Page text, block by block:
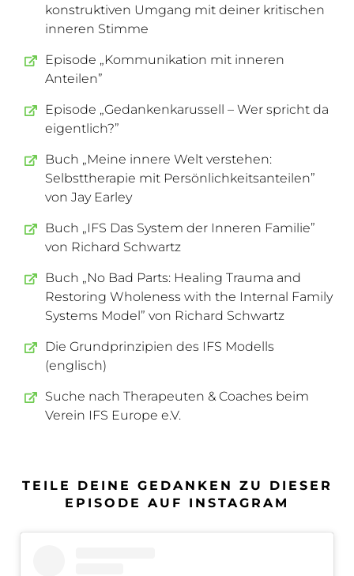
konstruktiven Umgang mit deiner kritischen
inneren Stimme
Episode „Kommunikation mit inneren
Anteilen”
Episode „Gedankenkarussell – Wer spricht da
eigentlich?”
Buch „Meine innere Welt verstehen:
Selbsttherapie mit Persönlichkeitsanteilen”
von Jay Earley
Buch „IFS Das System der Inneren Familie”
von Richard Schwartz
Buch „No Bad Parts: Healing Trauma and
Restoring Wholeness with the Internal Family
Systems Model” von Richard Schwartz
Die Grundprinzipien des IFS Modells
(englisch)
Suche nach Therapeuten & Coaches beim
Verein IFS Europe e.V.
TEILE DEINE GEDANKEN ZU DIESER
EPISODE AUF INSTAGRAM